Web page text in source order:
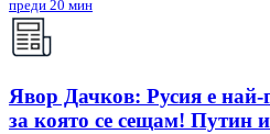
преди 20 мин
Явор Дачков: Русия е
за която се сещам! Путин